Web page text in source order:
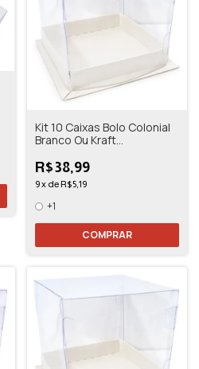
Kit 10 Caixas Bolo Colonial
Branco Ou Kraft
R$38,99
9x de R$5,19
+1
COMPRAR